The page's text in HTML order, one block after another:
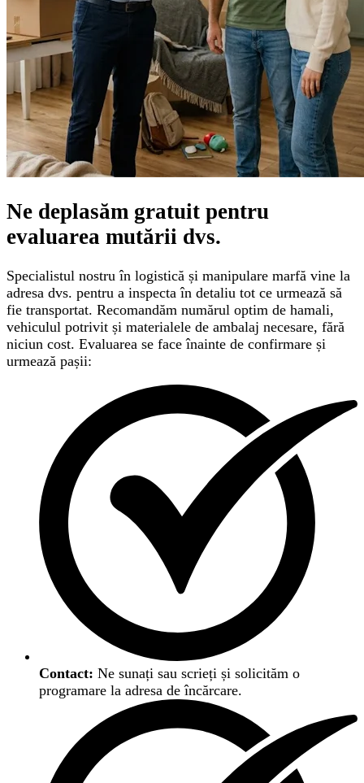
Ne deplasăm gratuit pentru
evaluarea mutării dvs.
Specialistul nostru în logistică și manipulare marfă vine la
adresa dvs. pentru a inspecta în detaliu tot ce urmează să
fie transportat. Recomandăm numărul optim de hamali,
vehiculul potrivit și materialele de ambalaj necesare, fără
niciun cost. Evaluarea se face înainte de confirmare și
urmează pașii:
Contact: Ne sunați sau scrieți și solicităm o
programare la adresa de încărcare.